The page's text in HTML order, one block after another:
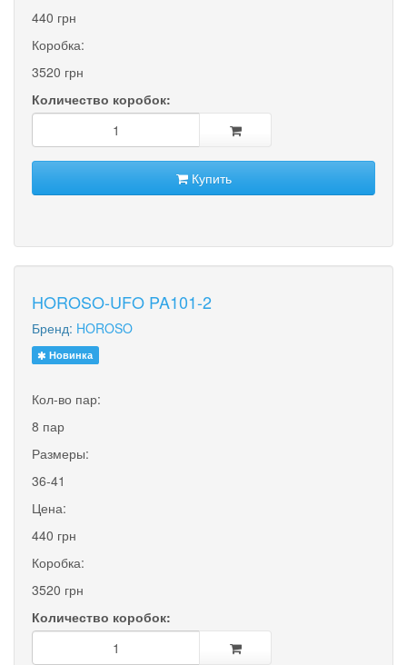
440 грн
Коробка:
3520 грн
Количество коробок:
Купить
HOROSO-UFO PA101-2
Бренд: HOROSO
Новинка
Кол-во пар:
8 пар
Размеры:
36-41
Цена:
440 грн
Коробка:
3520 грн
Количество коробок: